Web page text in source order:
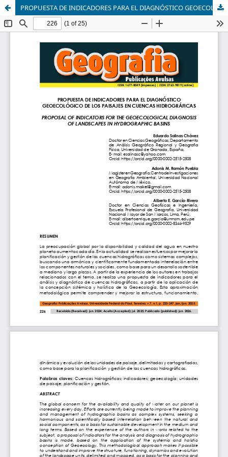
PROPUESTA DE INDICADORES PARA EL DIAGNÓSTICO GEOECOLÓGICO DE LOS PAISAJES EN CUENCAS HIDROGRÁFICAS